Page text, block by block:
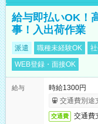
給与即払いOK！
事！入出荷作業
派遣 職種未経験OK
WEB登録・面接OK
給与
時給1300円
交通費別途
交通費 交通費